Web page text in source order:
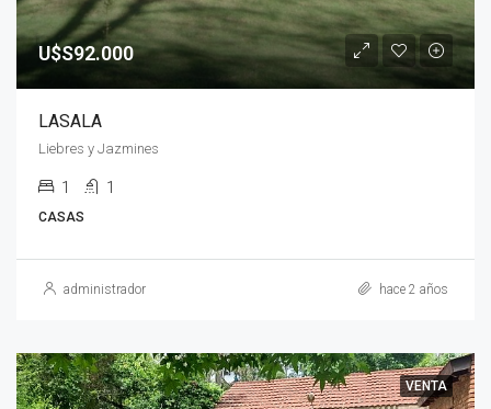
U$S92.000
LASALA
Liebres y Jazmines
1 1
CASAS
administrador hace 2 años
VENTA